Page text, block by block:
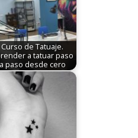
Curso de Tatuaje.
a tatuar paso
a paso desde cero